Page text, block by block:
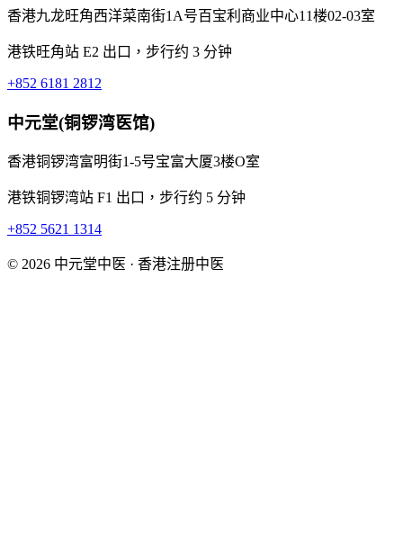
香港九龙旺角西洋菜南街1A号百宝利商业中心11楼02-03室
港铁旺角站 E2 出口，步行约 3 分钟
+852 6181 2812
中元堂(铜锣湾医馆)
香港铜锣湾富明街1-5号宝富大厦3楼O室
港铁铜锣湾站 F1 出口，步行约 5 分钟
+852 5621 1314
© 2026 中元堂中医 · 香港注册中医